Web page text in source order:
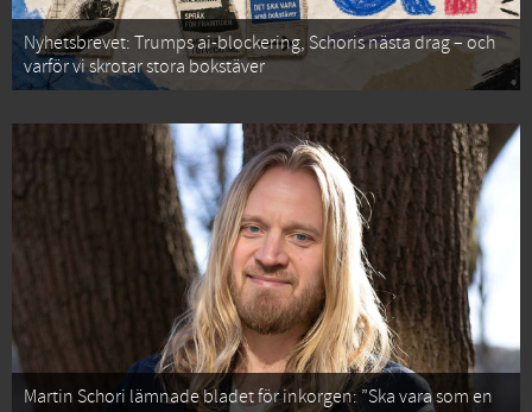
Nyhetsbrevet: Trumps ai-blockering, Schoris nästa drag – och
varför vi skrotar stora bokstäver
Martin Schori lämnade bladet för inkorgen: ”Ska vara som en